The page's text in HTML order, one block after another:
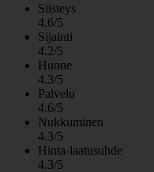
Siisteys
4.6/5
Sijainti
4.2/5
Huone
4.3/5
Palvelu
4.6/5
Nukkuminen
4.3/5
Hinta-laatusuhde
4.3/5